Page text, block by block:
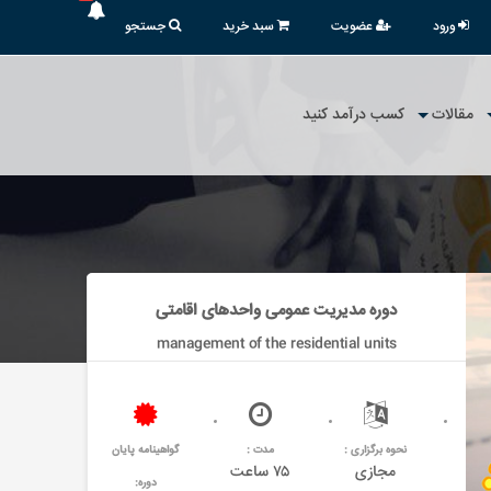
ورود عضویت سبد خرید جستجو
مقالات کسب درآمد کنید
دوره مدیریت عمومی واحدهای اقامتی
management of the residential units
نحوه برگزاری :
مجازی
مدت :
۷۵ ساعت
گواهینامه پایان
دوره: